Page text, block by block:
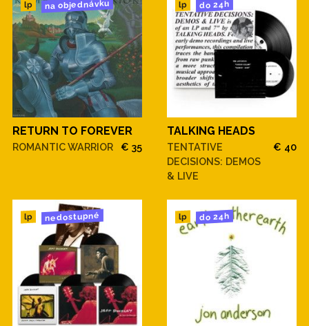
lp na objednávku
RETURN TO FOREVER
ROMANTIC WARRIOR € 35
lp do 24h
TALKING HEADS
TENTATIVE
DECISIONS: DEMOS
& LIVE
€ 40
lp nedostupné lp do 24h